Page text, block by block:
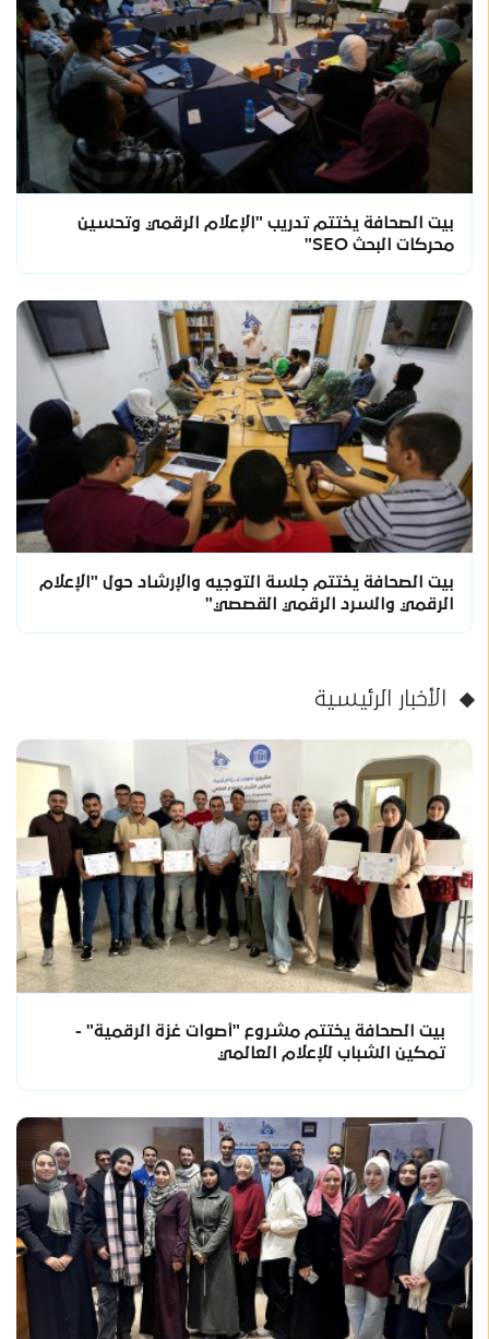
بيت الصحافة يختتم تدريب "الإعلام الرقمي وتحسين
محركات البحث SEO"
بيت الصحافة يختتم جلسة التوجيه والإرشاد حول "الإعلام
الرقمي والسرد الرقمي القصصي"
الأخبار الرئيسية
بيت الصحافة يختتم مشروع "أصوات غزة الرقمية" -
تمكين الشباب للإعلام العالمي